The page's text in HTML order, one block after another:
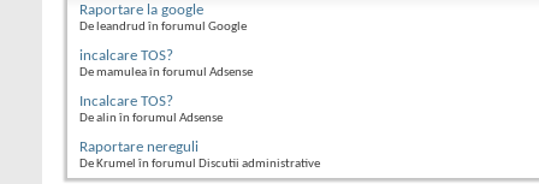
Raportare la google
De leandrud în forumul Google
incalcare TOS?
De mamulea în forumul Adsense
Incalcare TOS?
De alin în forumul Adsense
Raportare nereguli
De Krumel în forumul Discutii administrative